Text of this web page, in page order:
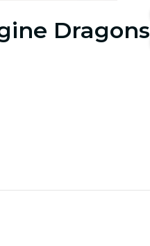
Dragons